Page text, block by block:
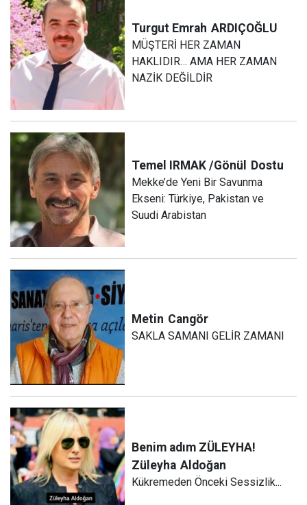
Turgut Emrah ARDIÇOĞLU
MÜŞTERİ HER ZAMAN
HAKLIDIR… AMA HER ZAMAN
NAZİK DEĞİLDİR
Temel IRMAK /Gönül Dostu
Mekke’de Yeni Bir Savunma
Ekseni: Türkiye, Pakistan ve
Suudi Arabistan
Metin Cangör
SAKLA SAMANI GELİR ZAMANI
Benim adım ZÜLEYHA!
Züleyha Aldoğan
Kükremeden Önceki Sessizlik...